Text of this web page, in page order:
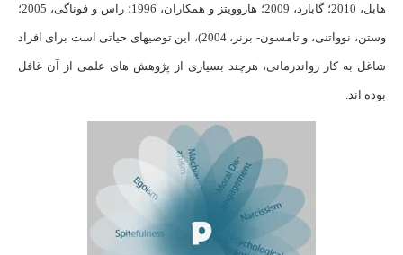
هابل، 2010؛ گابارد، 2009؛ هاروویتز و همکاران، 1996؛ راس و فوناگی، 2005؛
وستن، نوواتنی، و تامسون- برنر، 2004)، این توصیه­ای حیاتی است برای افراد
شاغل به کار رواندرمانی، هرچند بسیاری از پژوهش های علمی از آن غافل
بوده اند.